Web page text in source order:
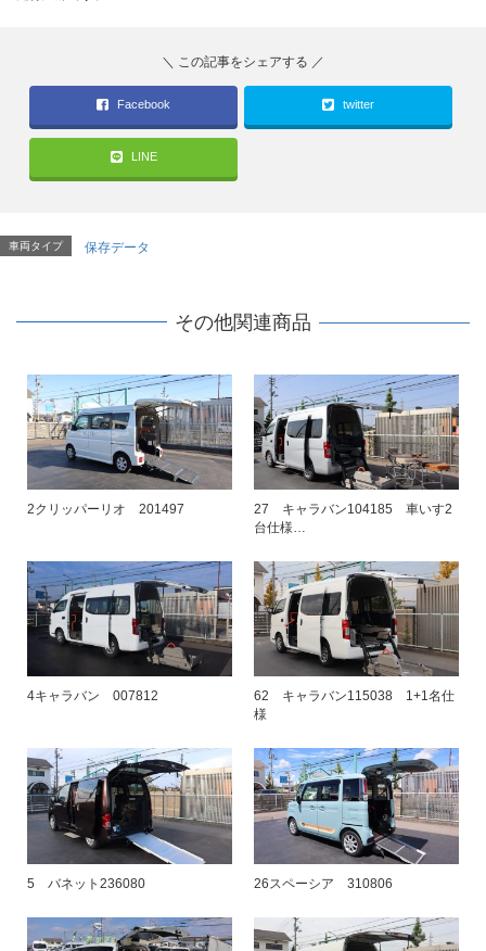
Facebook twitter
LINE
車両タイプ 保存データ
その他関連商品
2クリッパーリオ 201497
27 キャラバン104185 車いす2
台仕様…
4キャラバン 007812
62 キャラバン115038 1+1名仕
様
5 バネット236080 26スペーシア 310806